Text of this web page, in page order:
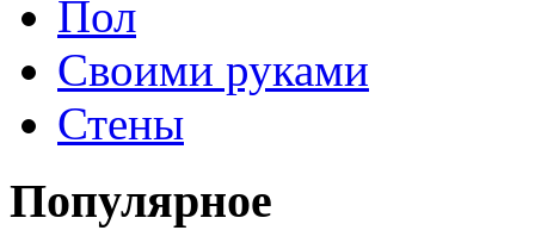
Пол
Своими руками
Стены
Популярное